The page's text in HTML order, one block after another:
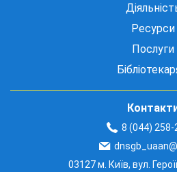
Ресурси
Послуги
8 (044) 258-
03127 м. Київ, вул.